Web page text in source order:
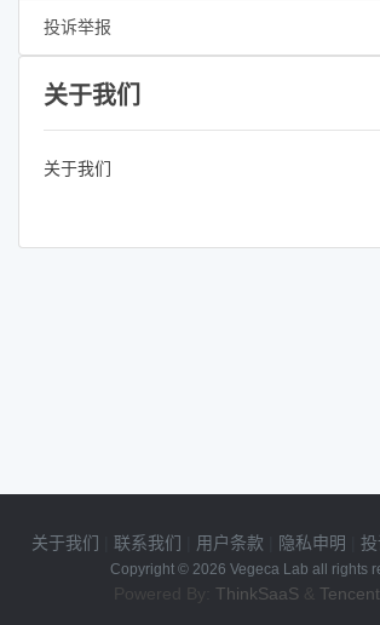
投诉举报
关于我们
关于我们
关于我们 联系我们 用户条款 隐私申明
Copyright © 2026 Vegeca Lab all rights
Powered By: ThinkSaaS&